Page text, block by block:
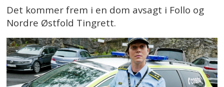
Det kommer frem i en dom avsagt i Follo og
Nordre Østfold Tingrett.